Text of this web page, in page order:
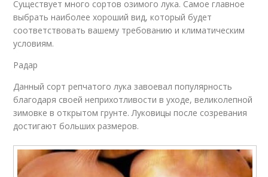
Существует много сортов озимого лука. Самое главное
выбрать наиболее хороший вид, который будет
соответствовать вашему требованию и климатическим
условиям.
Радар
Данный сорт репчатого лука завоевал популярность
благодаря своей неприхотливости в уходе, великолепной
зимовке в открытом грунте. Луковицы после созревания
достигают больших размеров.